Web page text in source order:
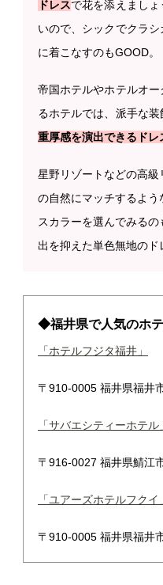
ドレスで花を添えまし
いので、シックでクラ
に着こなすのもGOOD。
帝国ホテルやホテルオ
るホテルでは、派手な装
重厚感を演出できるドレ
星野リゾートなどの高
の自然にマッチするよ
スカラーを選んでみる
出を抑えた単色無地のド
◆福井県で人気のホ
「ホテルフジタ福井」
〒910-0005 福井県福井
「サバエシティーホテル」
〒916-0027 福井県鯖江
「ユアーズホテルフクイ」
〒910-0005 福井県福井